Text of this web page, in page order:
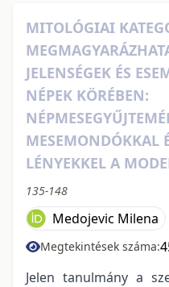
MITOLÓGIAI
JELENSÉGEK ÉS
NÉPEK KÖRÉBEN:
MESEMONDÓKKAL
LÉNYEKKEL A
135-148
Medojevic Milena
Megtekintések száma:
Jelen tanulmány a